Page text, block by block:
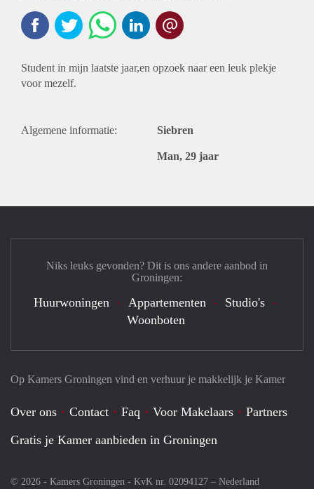
Student in mijn laatste jaar,en opzoek naar een leuk plekje
voor mezelf.
Algemene informatie: Siebren
Man, 29 jaar
Op Kamers Groningen vind en verhuur je makkelijk je Kamer
Over ons Contact Faq Voor Makelaars
Partners
Gratis je Kamer aanbieden in Groningen
© 2026 - Kamers Groningen - KvK nr. 02094127 – Nederland
Niks leuks gevonden? Dit is ons andere aanbod in
Groningen:
Huurwoningen Appartementen
Studio's
Woonboten